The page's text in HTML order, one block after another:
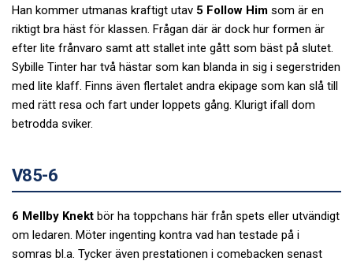
Han kommer utmanas kraftigt utav 5 Follow Him som är en
riktigt bra häst för klassen. Frågan där är dock hur formen är
efter lite frånvaro samt att stallet inte gått som bäst på slutet.
Sybille Tinter har två hästar som kan blanda in sig i segerstriden
med lite klaff. Finns även flertalet andra ekipage som kan slå till
med rätt resa och fart under loppets gång. Klurigt ifall dom
betrodda sviker.
V85-6
6 Mellby Knekt bör ha toppchans här från spets eller utvändigt
om ledaren. Möter ingenting kontra vad han testade på i
somras bl.a. Tycker även prestationen i comebacken senast